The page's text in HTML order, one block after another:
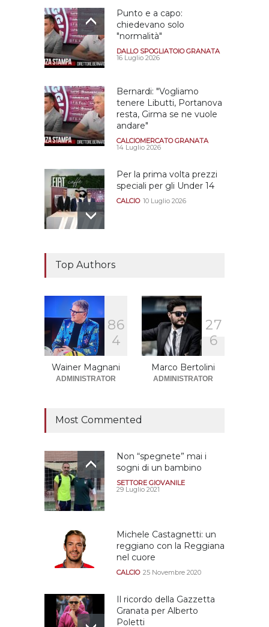
Punto e a capo:
chiedevano solo
"normalità"
DALLO SPOGLIATOIO GRANATA
16 Luglio 2026
Bernardi: "Vogliamo
tenere Libutti, Portanova
resta, Girma se ne vuole
andare"
CALCIOMERCATO GRANATA
14 Luglio 2026
Per la prima volta prezzi
speciali per gli Under 14
CALCIO 10 Luglio 2026
Sono solo sette le
squadre che sono state
promosse la stagione
successiva alla
retrocessione
Top Authors
86
4
Wainer Magnani
ADMINISTRATOR
27
6
Marco Bertolini
ADMINISTRATOR
Most Commented
Non “spegnete” mai i
sogni di un bambino
SETTORE GIOVANILE
29 Luglio 2021
Michele Castagnetti: un
reggiano con la Reggiana
nel cuore
CALCIO 25 Novembre 2020
Il ricordo della Gazzetta
Granata per Alberto
Poletti